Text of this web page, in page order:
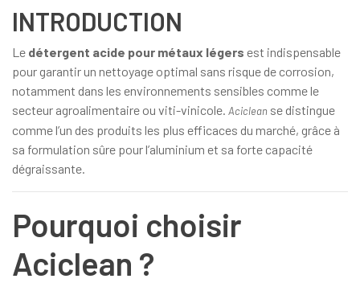
INTRODUCTION
Le détergent acide pour métaux légers est indispensable
pour garantir un nettoyage optimal sans risque de corrosion,
notamment dans les environnements sensibles comme le
secteur agroalimentaire ou viti-vinicole. Aciclean se distingue
comme l’un des produits les plus efficaces du marché, grâce à
sa formulation sûre pour l’aluminium et sa forte capacité
dégraissante.
Pourquoi choisir
Aciclean ?